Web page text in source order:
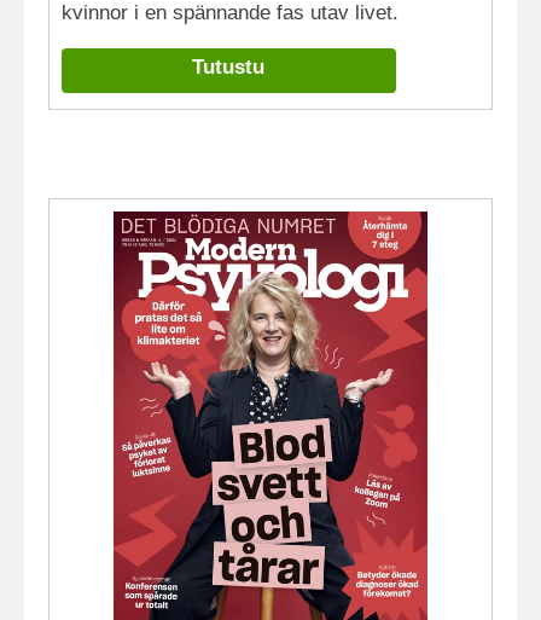
kvinnor i en spännande fas utav livet.
Tutustu